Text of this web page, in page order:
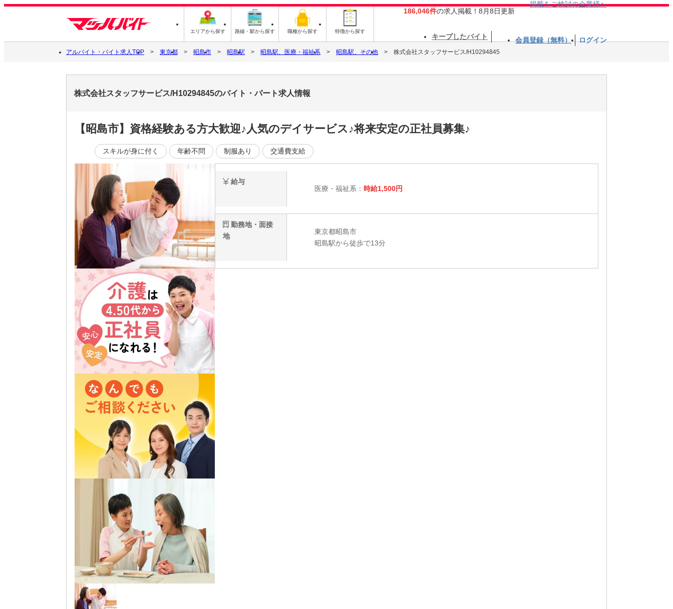
エリアから探す 路線・駅から探す 職種から探す 特徴から探す
186,046件の求人掲載！8月8日更新
掲載をご検討の企業様へ
キープしたバイト 会員登録（無料） ログイン
アルバイト・バイト求人TOP 東京都 昭島市 昭島駅 昭島駅、医療・福祉系 昭島駅、その他 株式会社スタッフサービス/H10294845
株式会社スタッフサービス/H10294845のバイト・パート求人情報
【昭島市】資格経験ある方大歓迎♪人気のデイサービス♪将来安定の正社員募集♪
スキルが身に付く 年齢不問 制服あり 交通費支給
給与
医療・福祉系： 時給1,500円
勤務地・面接
地
東京都昭島市
昭島駅から徒歩で13分